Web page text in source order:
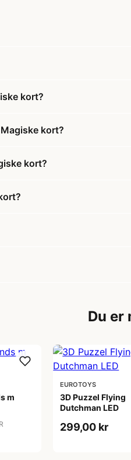
kort?
kort?
kort?
Du er
m
EUROTOYS
3D Puzzel Flying
Dutchman LED
299,00 kr